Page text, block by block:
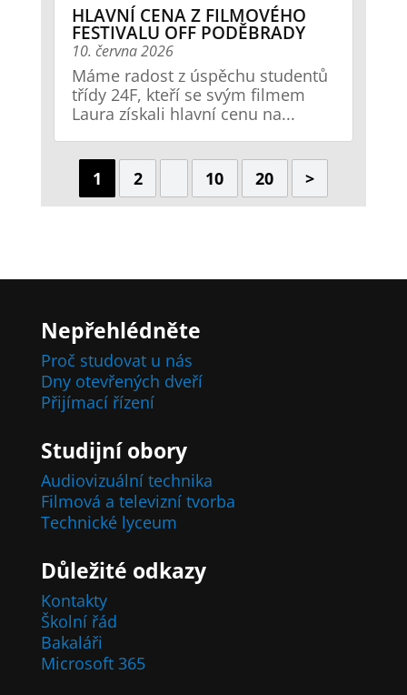
HLAVNÍ CENA Z FILMOVÉHO
FESTIVALU OFF PODĚBRADY
10. června 2026
Máme radost z úspěchu studentů
třídy 24F, kteří se svým filmem
Laura získali hlavní cenu na...
1 2 10 20 >
Nepřehlédněte
Proč studovat u nás
Dny otevřených dveří
Přijímací řízení
Studijní obory
Audiovizuální technika
Filmová a televizní tvorba
Technické lyceum
Důležité odkazy
Kontakty
Školní řád
Bakaláři
Microsoft 365